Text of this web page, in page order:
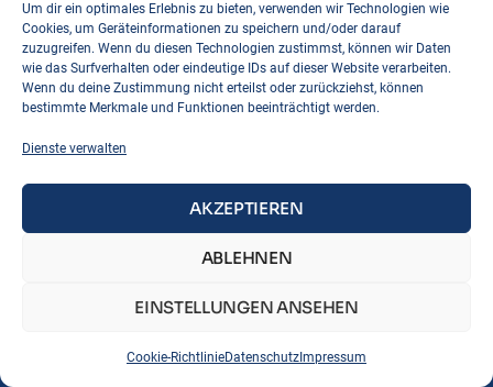
Um dir ein optimales Erlebnis zu bieten, verwenden wir Technologien wie
Cookies, um Geräteinformationen zu speichern und/oder darauf
zuzugreifen. Wenn du diesen Technologien zustimmst, können wir Daten
wie das Surfverhalten oder eindeutige IDs auf dieser Website verarbeiten.
Wenn du deine Zustimmung nicht erteilst oder zurückziehst, können
bestimmte Merkmale und Funktionen beeinträchtigt werden.
Dienste verwalten
AKZEPTIEREN
ABLEHNEN
EINSTELLUNGEN ANSEHEN
Cookie-RichtlinieDatenschutz Impressum
Spielorte
Downloads
FAQs
BLSV
DTB
Korbball Bayern